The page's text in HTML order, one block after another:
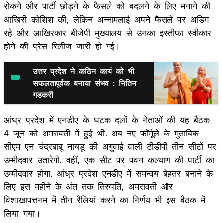
रोकने और पार्टी छोड़ने के फैसले को बदलने के लिए मनाने की
आखिरी कोशिश की, लेकिन अन्नामलाई अपने फैसले पर अडिग
रहे और आखिरकार बीजेपी मुख्यालय से उनका इस्तीफा स्वीकार
होने की प्रेस रिलीज जारी हो गई।
उत्तर प्रदेश ने कठिन कार्य को भी
सफलतापूर्वक बनाया संभव : नितिन
गडकरी
आंध्र प्रदेश में एनडीए के घटक दलों के नेताओं की यह बैठक
4 जून को अमरावती में हुई थी. अब नए फॉर्मूले के मुताबिक
सीएम एन चंद्रबाबू नायडू की अगुवाई वाली टीडीपी तीन सीटों पर
उम्मीदवार उतारेगी. वहीं, एक सीट पर पवन कल्याण की पार्टी का
उम्मीदवार होगा. आंध्र प्रदेश एनडीए में समन्वय बेहतर बनाने के
लिए इस महीने के अंत तक तिरुपति, अमरावती और
विशाखापत्तनम में तीन रैलियां करने का निर्णय भी इस बैठक में
लिया गया।